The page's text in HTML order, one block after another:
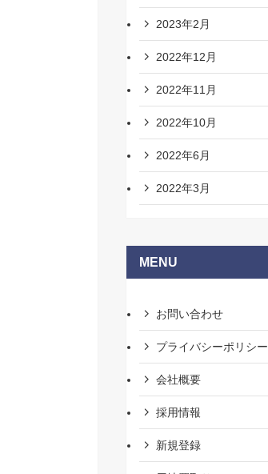
2023年2月
2022年12月
2022年11月
2022年10月
2022年6月
2022年3月
MENU
お問い合わせ
プライバシーポリシー
会社概要
採用情報
新規登録